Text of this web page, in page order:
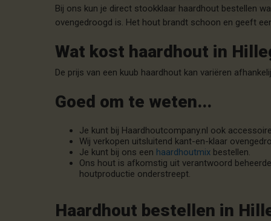
Bij ons kun je direct stookklaar haardhout bestellen
ovengedroogd is. Het hout brandt schoon en geeft
Wat kost haardhout in
De prijs van een kuub haardhout kan variëren
Goed om te weten...
Je kunt bij Haardhoutcompany.nl ook
Wij verkopen uitsluitend kant-en-klaar
Je kunt bij ons een haardhoutmix bestellen.
Ons hout is afkomstig uit verantwoord
houtproductie onderstreept.
Haardhout bestellen in